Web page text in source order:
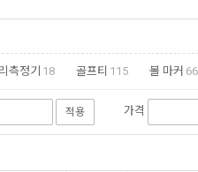
측정기 18 골프티 115 볼 마커 66
/키퍼16 파크골프용품 필드용
적용 가격